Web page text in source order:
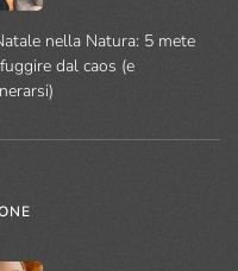
nella Natura: 5 mete
dal caos (e